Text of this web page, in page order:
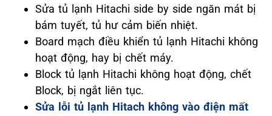
Sửa tủ lạnh Hitachi side by side ngăn mát bị
bám tuyết, tủ hư cảm biến nhiệt.
Board mạch điều khiển tủ lạnh Hitachi không
hoạt động, hay bị chết máy.
Block tủ lạnh Hitachi không hoạt động, chết
Block, bị ngắt liên tục.
Sửa lỗi tủ lạnh Hitach không vào điện mất